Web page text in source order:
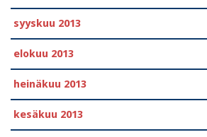
syyskuu 2013
elokuu 2013
heinäkuu 2013
kesäkuu 2013